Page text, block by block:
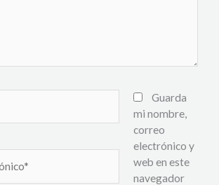
Guarda
mi nombre,
correo
electrónico y
web en este
navegador